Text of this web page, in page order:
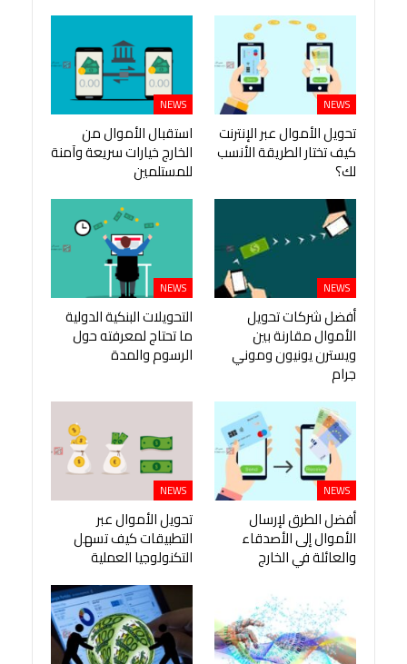
NEWS
تحويل الأموال عبر الإنترنت
كيف تختار الطريقة الأنسب
لك؟
NEWS
استقبال الأموال من
الخارج خيارات سريعة وآمنة
للمستلمين
NEWS
أفضل شركات تحويل
الأموال مقارنة بين
ويسترن يونيون وموني
جرام
NEWS
التحويلات البنكية الدولية
ما تحتاج لمعرفته حول
الرسوم والمدة
NEWS
أفضل الطرق لإرسال
الأموال إلى الأصدقاء
والعائلة في الخارج
NEWS
تحويل الأموال عبر
التطبيقات كيف تسهل
التكنولوجيا العملية